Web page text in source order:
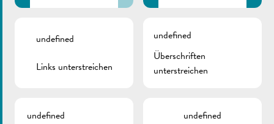
undefined
Links unterstreichen
undefined
Überschriften
unterstreichen
undefined
undefined